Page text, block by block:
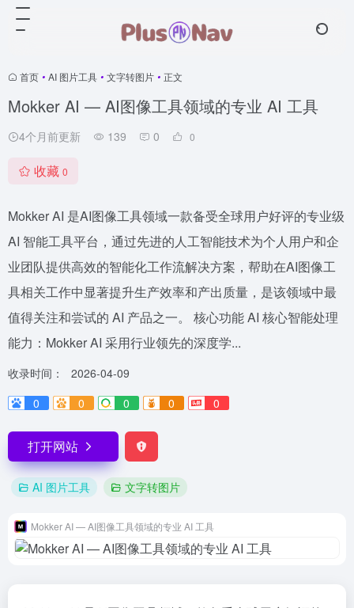
首页 • AI 图片工具 • 文字转图片 • 正文
Mokker AI — AI图像工具领域的专业 AI 工具
4个月前更新 139 0 0
收藏 0
Mokker AI 是AI图像工具领域一款备受全球用户好评的专业级
AI 智能工具平台，通过先进的人工智能技术为个人用户和企
业团队提供高效的智能化工作流解决方案，帮助在AI图像工
具相关工作中显著提升生产效率和产出质量，是该领域中最
值得关注和尝试的 AI 产品之一。 核心功能 AI 核心智能处理
能力：Mokker AI 采用行业领先的深度学...
收录时间：
2026-04-09
0
0 0 0 0
打开网站
AI 图片工具 文字转图片
Mokker AI — AI图像工具领域的专业 AI 工具